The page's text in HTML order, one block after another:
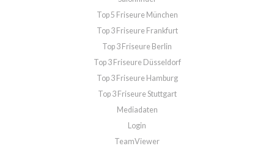
Top 5 Friseure München
Top 3 Friseure Frankfurt
Top 3 Friseure Berlin
Top 3 Friseure Düsseldorf
Top 3 Friseure Hamburg
Top 3 Friseure Stuttgart
Mediadaten
Login
TeamViewer